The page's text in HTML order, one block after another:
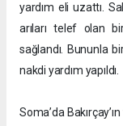
yardım eli uzattı.
arıları telef olan
sağlandı. Bununla
nakdi yardım yapıldı.
Soma’da